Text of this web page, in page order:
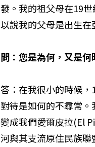
發。我的祖父母在19
以說我的父母是出生在
問：您是為何，又是
答：在我很小的時候
對待是如何的不尋常
變成我們愛爾皮拉(El
河與其支流原住民族